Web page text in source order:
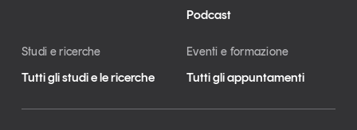
Podcast
Studi e ricerche
Tutti gli studi e le ricerche
Eventi e formazione
Tutti gli appuntamenti